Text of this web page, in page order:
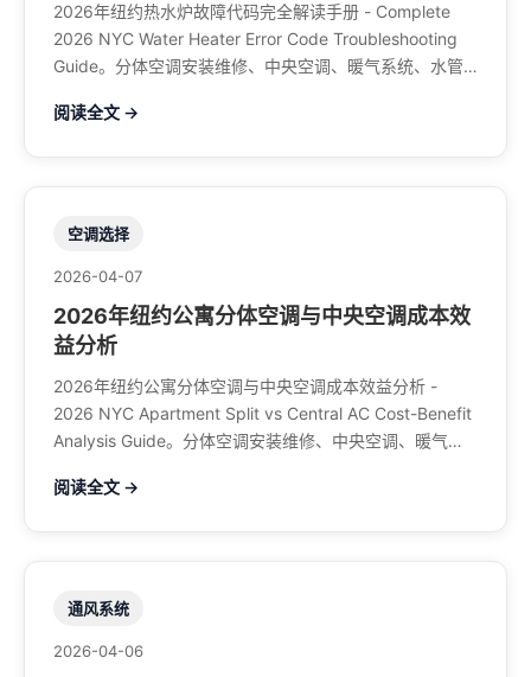
2026年纽约热水炉故障代码完全解读手册 - Complete
2026 NYC Water Heater Error Code Troubleshooting
Guide。分体空调安装维修、中央空调、暖气系统、水管
阅读全文 →
空调选择
2026-04-07
2026年纽约公寓分体空调与中央空调成本效
益分析
2026年纽约公寓分体空调与中央空调成本效益分析 -
2026 NYC Apartment Split vs Central AC Cost-Benefit
Analysis Guide。分体空调安装维修、中央空调、暖气系
708-8979
阅读全文 →
通风系统
2026-04-06